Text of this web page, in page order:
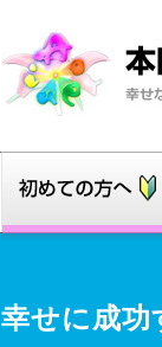
幸せに成功